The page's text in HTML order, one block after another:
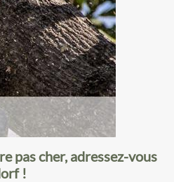
pas cher, adressez-vous
!